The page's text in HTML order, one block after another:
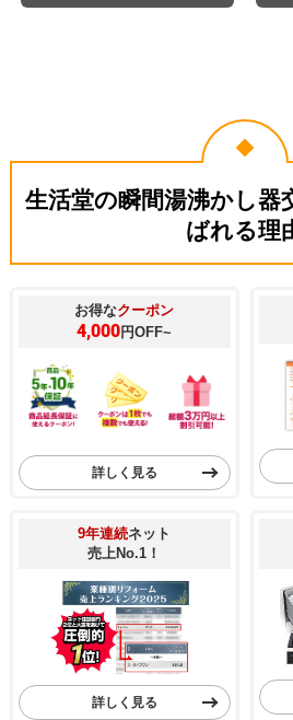
生活堂の瞬間湯沸かし器
ばれる理
お得なクーポン
4,000円OFF~
詳しく見る
9年連続ネット
売上No.1！
詳しく見る